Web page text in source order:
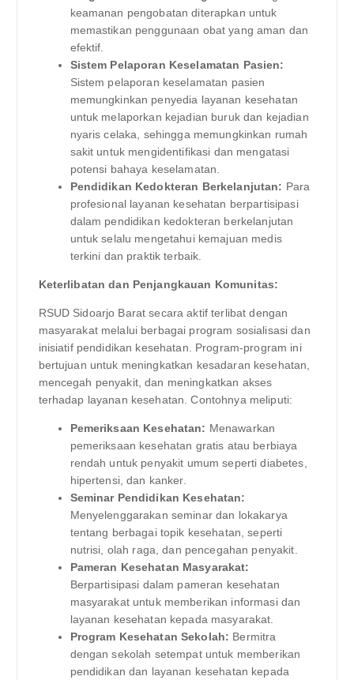
keamanan pengobatan diterapkan untuk
memastikan penggunaan obat yang aman dan
efektif.
Sistem Pelaporan Keselamatan Pasien:
Sistem pelaporan keselamatan pasien
memungkinkan penyedia layanan kesehatan
untuk melaporkan kejadian buruk dan kejadian
nyaris celaka, sehingga memungkinkan rumah
sakit untuk mengidentifikasi dan mengatasi
potensi bahaya keselamatan.
Pendidikan Kedokteran Berkelanjutan: Para
profesional layanan kesehatan berpartisipasi
dalam pendidikan kedokteran berkelanjutan
untuk selalu mengetahui kemajuan medis
terkini dan praktik terbaik.
Keterlibatan dan Penjangkauan Komunitas:
RSUD Sidoarjo Barat secara aktif terlibat dengan
masyarakat melalui berbagai program sosialisasi dan
inisiatif pendidikan kesehatan. Program-program ini
bertujuan untuk meningkatkan kesadaran kesehatan,
mencegah penyakit, dan meningkatkan akses
terhadap layanan kesehatan. Contohnya meliputi:
Pemeriksaan Kesehatan: Menawarkan
pemeriksaan kesehatan gratis atau berbiaya
rendah untuk penyakit umum seperti diabetes,
hipertensi, dan kanker.
Seminar Pendidikan Kesehatan:
Menyelenggarakan seminar dan lokakarya
tentang berbagai topik kesehatan, seperti
nutrisi, olah raga, dan pencegahan penyakit.
Pameran Kesehatan Masyarakat:
Berpartisipasi dalam pameran kesehatan
masyarakat untuk memberikan informasi dan
layanan kesehatan kepada masyarakat.
Program Kesehatan Sekolah: Bermitra
dengan sekolah setempat untuk memberikan
pendidikan dan layanan kesehatan kepada